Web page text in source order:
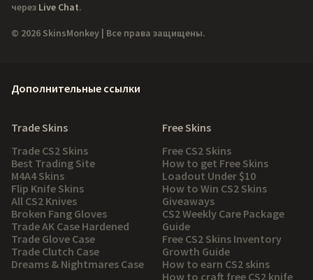
через Live Chat.
© 2026 SkinsMonkey | Все права защищены.
Дополнительные ссылки
Trade Skins
Trade CS2 Skins
Best Trading Site
M4A4 Skins
Flip Knife Skins
All CS2 Knives
Broken Fang Gloves
Trade AK Case Hardened
Trade Glove Case
Trade Clutch Case
Dreams & Nightmares Case
Free Skins
Free CS2 Skins
How to get Free Skins
Loadout Under $10
How to Win CS2 Skins
Giveaways
CS2 Weekly Care Package
Guide
Free CS2 Skins Inventory
Growth Guide
How to earn CS2 skins
How to craft free CS2 knife